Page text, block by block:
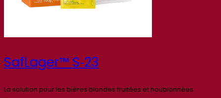
SafLager™ S‑23
La solution pour les bières blondes fruitées et houblonnées